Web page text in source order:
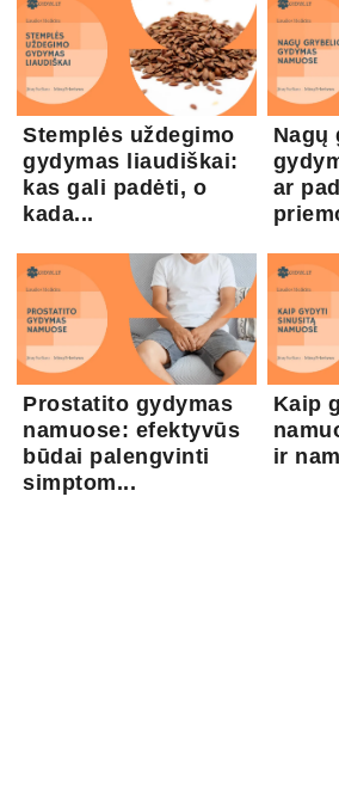
Stemplės uždegimo
gydymas liaudiškai:
kas gali padėti, o
kada...
Nagų
ar
Prostatito gydymas
namuose: efektyvūs
būdai palengvinti
simptom...
Kaip
ir